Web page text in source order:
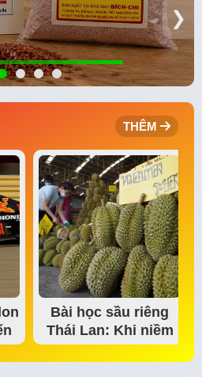
❯
THÊM
Bài học sầu riêng
Thái Lan: Khi niềm
tin thị trường bắt…